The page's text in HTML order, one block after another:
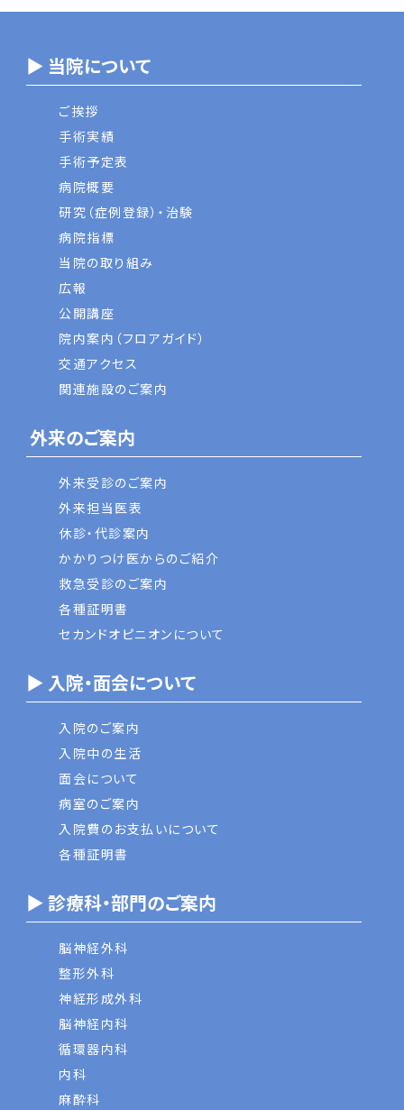
▶ 当院について
ご挨拶
手術実績
手術予定表
病院概要
研究（症例登録）・治験
病院指標
当院の取り組み
広報
公開講座
院内案内（フロアガイド）
交通アクセス
関連施設のご案内
外来のご案内
外来受診のご案内
外来担当医表
休診・代診案内
かかりつけ医からのご紹介
救急受診のご案内
各種証明書
セカンドオピニオンについて
▶ 入院・面会について
入院のご案内
入院中の生活
面会について
病室のご案内
入院費のお支払いについて
各種証明書
▶ 診療科・部門のご案内
脳神経外科
整形外科
神経形成外科
脳神経内科
循環器内科
内科
麻酔科